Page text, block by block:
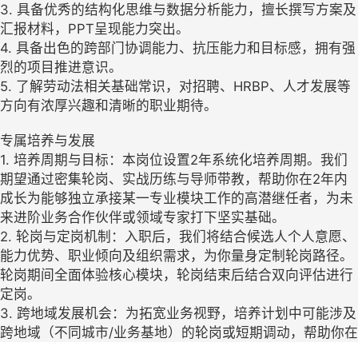
3. 具备优秀的结构化思维与数据分析能力，擅长撰写方案及
汇报材料，PPT呈现能力突出。
4. 具备出色的跨部门协调能力、抗压能力和目标感，拥有强
烈的项目推进意识。
5. 了解劳动法相关基础常识，对招聘、HRBP、人才发展等
方向有浓厚兴趣和清晰的职业期待。
专属培养与发展
1. 培养周期与目标：本岗位设置2年系统化培养周期。我们
期望通过密集轮岗、实战历练与导师带教，帮助你在2年内
成长为能够独立承接某一专业模块工作的高潜继任者，为未
来进阶业务合作伙伴或领域专家打下坚实基础。
2. 轮岗与定岗机制：入职后，我们将结合候选人个人意愿、
能力优势、职业倾向及组织需求，为你量身定制轮岗路径。
轮岗期间全面体验核心模块，轮岗结束后结合双向评估进行
定岗。
3. 跨地域发展机会：为拓宽业务视野，培养计划中可能涉及
跨地域（不同城市/业务基地）的轮岗或短期调动，帮助你在